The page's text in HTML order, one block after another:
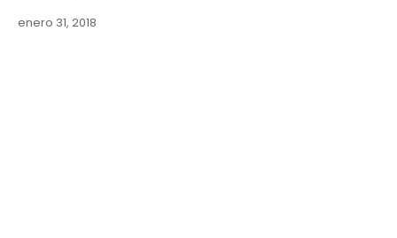
enero 31, 2018